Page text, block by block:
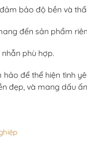
đảm bảo độ bền và
đến sản phẩm
phù hợp.
hảo để thể hiện tình
đẹp, và mang dấu